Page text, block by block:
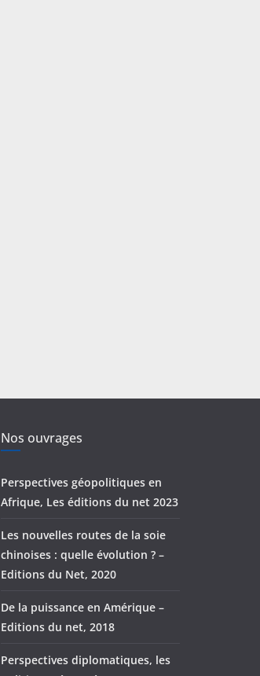
Nos ouvrages
Perspectives géopolitiques en
Afrique, Les éditions du net 2023
Les nouvelles routes de la soie
chinoises : quelle évolution ? –
Editions du Net, 2020
De la puissance en Amérique –
Editions du net, 2018
Perspectives diplomatiques, les